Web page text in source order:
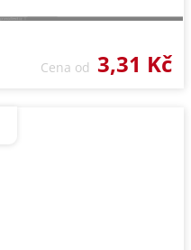
Cena od 3,31 Kč